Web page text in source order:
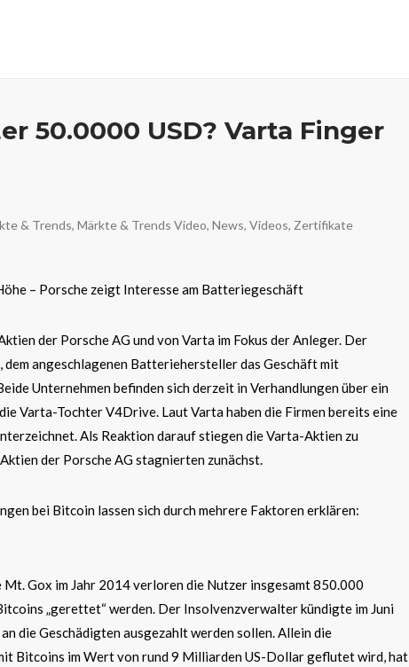
50.0000 USD? Varta Finger
& Trends, Märkte & Trends Video, News, Videos, Zertifikate
– Porsche zeigt Interesse am Batteriegeschäft
der Porsche AG und von Varta im Fokus der Anleger. Der
angeschlagenen Batteriehersteller das Geschäft mit
Unternehmen befinden sich derzeit in Verhandlungen über ein
Varta-Tochter V4Drive. Laut Varta haben die Firmen bereits eine
Als Reaktion darauf stiegen die Varta-Aktien zu
der Porsche AG stagnierten zunächst.
bei Bitcoin lassen sich durch mehrere Faktoren erklären:
Gox im Jahr 2014 verloren die Nutzer insgesamt 850.000
„gerettet“ werden. Der Insolvenzverwalter kündigte im Juni
die Geschädigten ausgezahlt werden sollen. Allein die
Bitcoins im Wert von rund 9 Milliarden US-Dollar geflutet wird, hat